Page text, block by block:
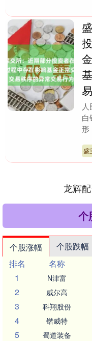
白
形
盛
龙辉
个
个股涨幅 个股跌幅
排名
名称
1
N津富
2 威尔高
3 科翔股份
4 锴威特
5 蜀道装备